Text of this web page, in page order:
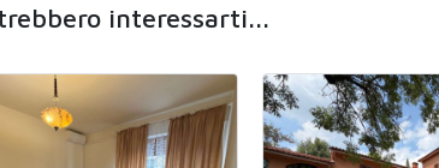
interessarti...